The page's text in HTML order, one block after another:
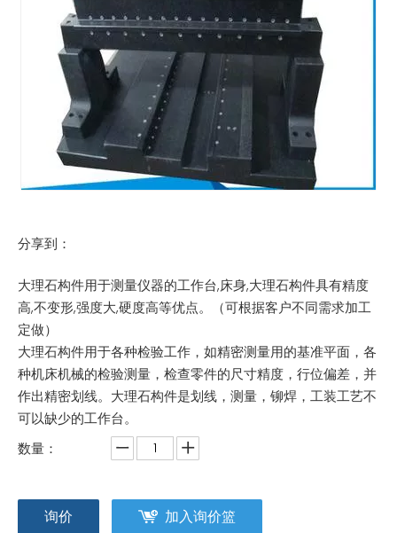
分享到：
大理石构件用于测量仪器的工作台,床身,大理石构件具有精度
高,不变形,强度大,硬度高等优点。（可根据客户不同需求加工
定做）
大理石构件用于各种检验工作，如精密测量用的基准平面，各
种机床机械的检验测量，检查零件的尺寸精度，行位偏差，并
作出精密划线。大理石构件是划线，测量，铆焊，工装工艺不
可以缺少的工作台。
数量：
询价 加入询价篮